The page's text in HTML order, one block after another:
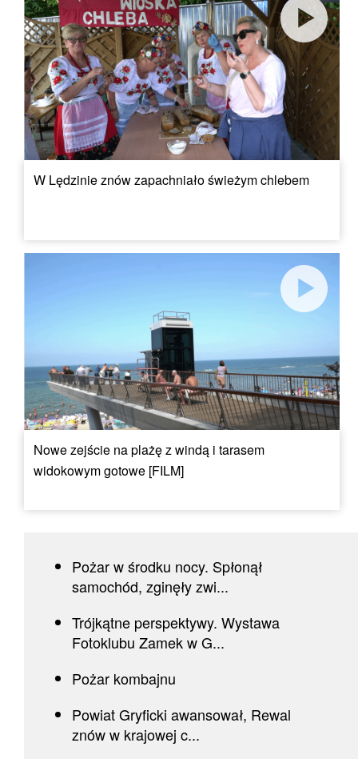
W Lędzinie znów zapachniało świeżym chlebem
Nowe zejście na plażę z windą i tarasem
widokowym gotowe [FILM]
Pożar w środku nocy. Spłonął
samochód, zginęły zwi...
Trójkątne perspektywy. Wystawa
Fotoklubu Zamek w G...
Pożar kombajnu
Powiat Gryficki awansował, Rewal
znów w krajowej c...